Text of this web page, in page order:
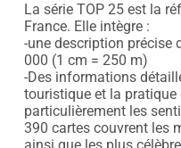
La série TOP 25 est la
France. Elle intègre :
-une description précise
000 (1 cm = 250 m)
-Des informations
touristique et la pratique
particulièrement les
390 cartes couvrent les